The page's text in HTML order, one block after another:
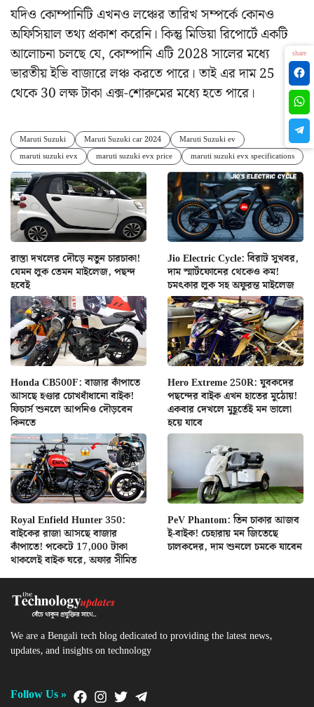
যদিও কোম্পানিটি এখনও লঞ্চের তারিখ সম্পর্কে কোনও
অফিসিয়াল তথ্য প্রকাশ করেনি। কিন্তু মিডিয়া রিপোর্টে একটি
আলোচনা চলছে যে, কোম্পানি এটি 2028 সালের মধ্যে
ভারতীয় ইভি বাজারে লঞ্চ করতে পারে। তাই এর দাম 25
থেকে 30 লক্ষ টাকা এক্স-শোরুমের মধ্যে হতে পারে।
Maruti Suzuki Maruti Suzuki car 2024
Maruti Suzuki ev
maruti suzuki evx
maruti suzuki evx price maruti suzuki evx specifications
রাস্তা দখলের দৌড়ে নতুন চারচাকা!
যেমন লুক তেমন মাইলেজ, পছন্দ
হবেই
Jio Electric Cycle: বিরাট সুখবর,
দাম স্মার্টফোনের থেকেও কম!
চমৎকার লুক সহ অফুরন্ত মাইলেজ
Honda CB500F: বাজার কাঁপাতে
আসছে হণ্ডার চোখধাঁধানো বাইক!
ফিচার্স শুনলে আপনিও দৌড়বেন
কিনতে
Hero Extreme 250R: যুবকদের
পছন্দের বাইক এখন হাতের মুঠোয়!
একবার দেখলে মুহূর্তেই মন ভালো
হয়ে যাবে
Royal Enfield Hunter 350:
বাইকের রাজা আসছে বাজার
কাঁপাতে! পকেটে 17,000 টাকা
থাকলেই বাইক ঘরে, অফার সীমিত
PeV Phantom: তিন চাকার আজব
ই-বাইক! চেহারায় মন জিতেছে
চালকদের, দাম শুনলে চমকে যাবেন
We are a Bengali tech blog dedicated to providing the latest news,
updates, and insights on technology
Follow Us »
share